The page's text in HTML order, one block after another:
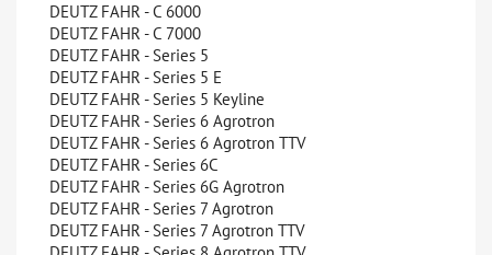
DEUTZ FAHR - C 6000
DEUTZ FAHR - C 7000
DEUTZ FAHR - Series 5
DEUTZ FAHR - Series 5 E
DEUTZ FAHR - Series 5 Keyline
DEUTZ FAHR - Series 6 Agrotron
DEUTZ FAHR - Series 6 Agrotron TTV
DEUTZ FAHR - Series 6C
DEUTZ FAHR - Series 6G Agrotron
DEUTZ FAHR - Series 7 Agrotron
DEUTZ FAHR - Series 7 Agrotron TTV